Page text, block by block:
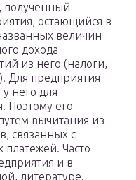
полученный
остающийся в
величин
дохода
из него (налоги,
Для предприятия
него для
Поэтому его
вычитания из
связанных с
платежей. Часто
и в
литературе.